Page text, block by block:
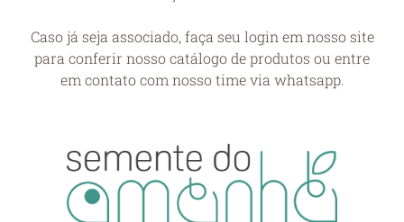
Caso já seja associado, faça seu login em nosso site
para conferir nosso catálogo de produtos ou entre
em contato com nosso time via whatsapp.